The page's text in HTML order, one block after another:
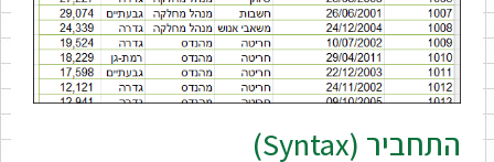
התחביר (Syntax)